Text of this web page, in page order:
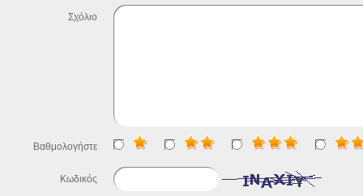
Σχόλιο
Βαθμολογήστε
Κωδικός